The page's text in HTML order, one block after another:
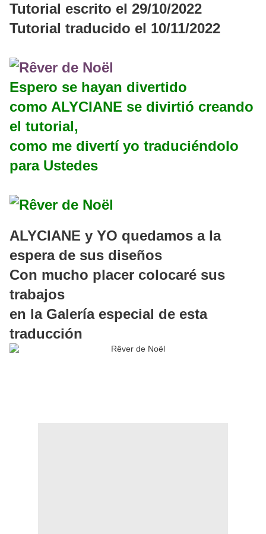
Tutorial escrito el 29/10/2022
Tutorial traducido el 10/11/2022
Espero se hayan divertido
como ALYCIANE se divirtió creando
el tutorial,
como me divertí yo traduciéndolo
para Ustedes
ALYCIANE y YO quedamos a la
espera de sus diseños
Con mucho placer colocaré sus
trabajos
en la Galería especial de esta
traducción